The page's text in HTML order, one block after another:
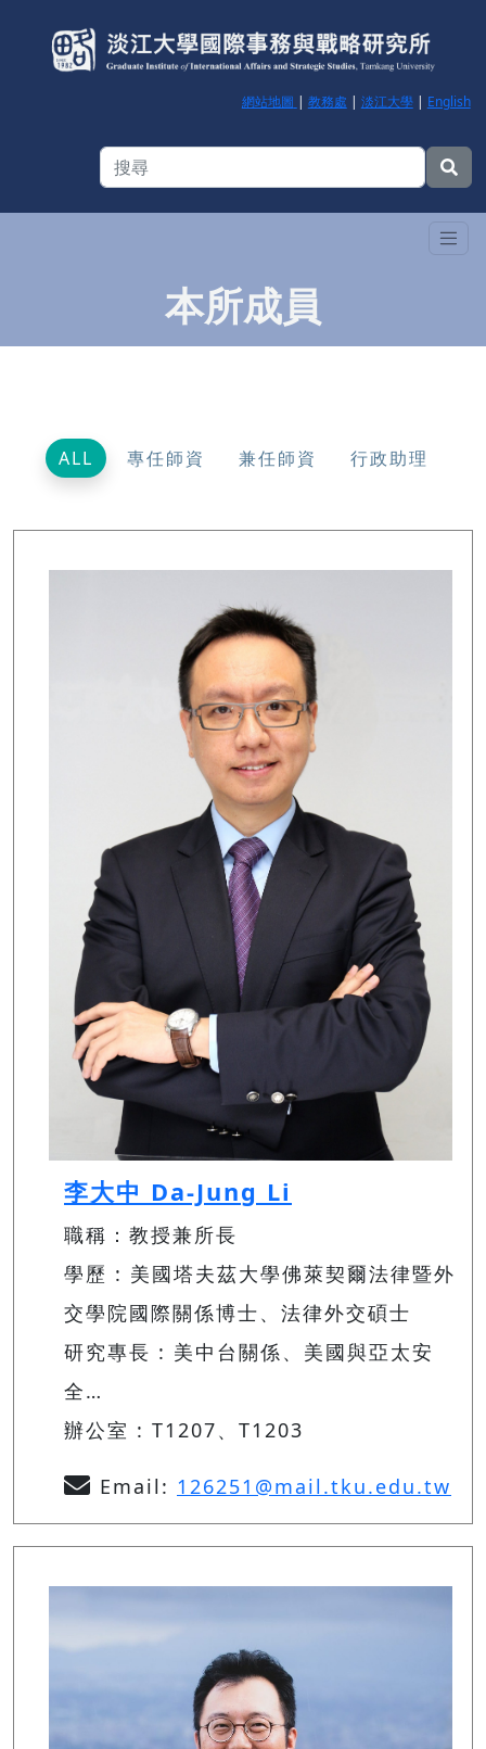
網站地圖 | 教務處 | 淡江大學| English
本所成員
ALL 專任師資 兼任師資 行政助理
李大中 Da-Jung Li
職稱：教授兼所長
學歷 : 美國塔夫茲大學佛萊契爾法律暨外
交學院國際關係博士、法律外交碩士
研究專長 : 美中台關係、美國與亞太安
全…
辦公室 : T1207、T1203
Email: 126251@mail.tku.edu.tw